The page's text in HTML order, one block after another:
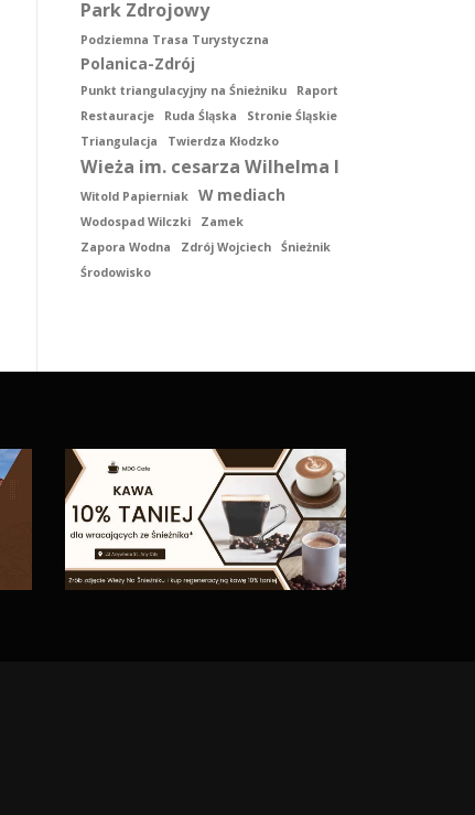
Park Zdrojowy
Podziemna Trasa Turystyczna
Polanica-Zdrój
Punkt triangulacyjny na Śnieżniku
Raport
Restauracje
Ruda Śląska
Stronie Śląskie
Triangulacja
Twierdza Kłodzko
Wieża im. cesarza Wilhelma I
Witold Papierniak W mediach
Wodospad Wilczki
Zamek
Zapora Wodna
Zdrój Wojciech
Śnieżnik
Środowisko